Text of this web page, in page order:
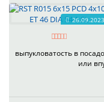
26.09.2023
выпукловатость в
или